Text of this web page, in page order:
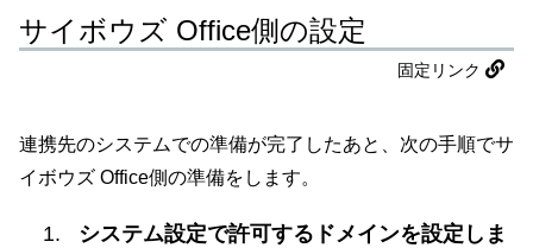
サイボウズ Office側の設定
固定リンク
連携先のシステムでの準備が完了したあと、次の手順でサ
イボウズ Office側の準備をします。
システム設定で許可するドメインを設定しま